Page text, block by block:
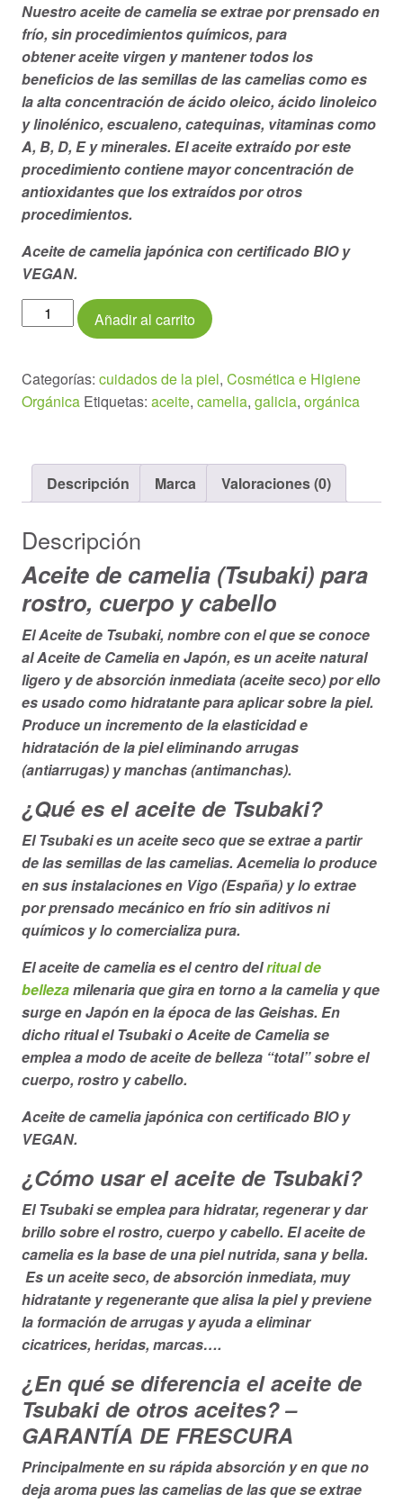
Nuestro aceite de camelia se extrae por prensado en
frío, sin procedimientos químicos, para
obtener aceite virgen y mantener todos los
beneficios de las semillas de las camelias como es
la alta concentración de ácido oleico, ácido linoleico
y linolénico, escualeno, catequinas, vitaminas como
A, B, D, E y minerales. El aceite extraído por este
procedimiento contiene mayor concentración de
antioxidantes que los extraídos por otros
procedimientos.
Aceite de camelia japónica con certificado BIO y
VEGAN.
Aceite
de
BIO
30ml
Añadir al carrito
Categorías: cuidados de la piel, Cosmética e Higiene
Orgánica Etiquetas: aceite, camelia, galicia, orgánica
Descripción Marca Valoraciones (0)
Descripción
Aceite de camelia (Tsubaki) para
rostro, cuerpo y cabello
El Aceite de Tsubaki, nombre con el que se conoce
al Aceite de Camelia en Japón, es un aceite natural
ligero y de absorción inmediata (aceite seco) por ello
es usado como hidratante para aplicar sobre la piel.
Produce un incremento de la elasticidad e
hidratación de la piel eliminando arrugas
(antiarrugas) y manchas (antimanchas).
¿Qué es el aceite de Tsubaki?
El Tsubaki es un aceite seco que se extrae a partir
de las semillas de las camelias. Acemelia lo produce
en sus instalaciones en Vigo (España) y lo extrae
por prensado mecánico en frío sin aditivos ni
químicos y lo comercializa pura.
El aceite de camelia es el centro delritual de
bellezamilenaria que gira en torno a la camelia y que
surge en Japón en la época de las Geishas. En
dicho ritual el Tsubaki o Aceite de Camelia se
emplea a modo de aceite de belleza “total” sobre el
cuerpo, rostro y cabello.
Aceite de camelia japónica con certificado BIO y
VEGAN.
¿Cómo usar el aceite de Tsubaki?
El Tsubaki se emplea para hidratar, regenerar y dar
brillo sobre el rostro, cuerpo y cabello. El aceite de
camelia es la base de una piel nutrida, sana y bella.
Es un aceite seco, de absorción inmediata, muy
hidratante y regenerante que alisa la piel y previene
la formación de arrugas y ayuda a eliminar
cicatrices, heridas, marcas….
¿En qué se diferencia el aceite de
Tsubaki de otros aceites? –
GARANTÍA DE FRESCURA
Principalmente en su rápida absorción y en que no
deja aroma pues las camelias de las que se extrae